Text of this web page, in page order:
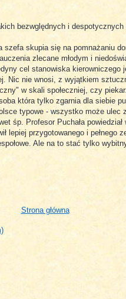
bezwględnych i despotycznych
szefa skupia się na pomnażaniu
zlecane młodym i
cel stanowiska kierowniczego
Nic nie wnosi, z wyjątkiem
w skali społeczniej, czy
która tylko zgarnia dla siebie
typowe - wszystko może ulec
śp. Profesor Puchała
lepiej przygotowanego i pełnego
Ale na to stać tylko
Strona główna